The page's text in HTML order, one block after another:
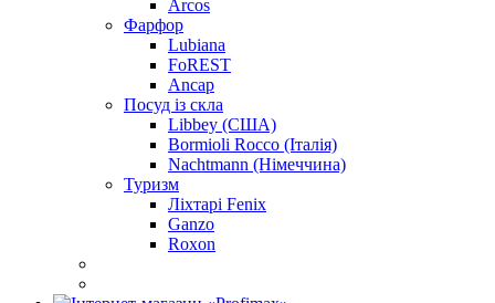
Arcos
Фарфор
Lubiana
FoREST
Ancap
Посуд із скла
Libbey (США)
Bormioli Rocco (Італія)
Nachtmann (Німеччина)
Туризм
Ліхтарі Fenix
Ganzo
Roxon